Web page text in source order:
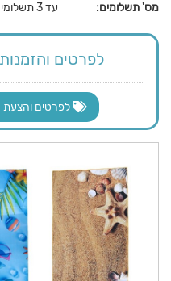
מס' תשלומים:
עד 3 תשלומים
לפרטים
לפרטים